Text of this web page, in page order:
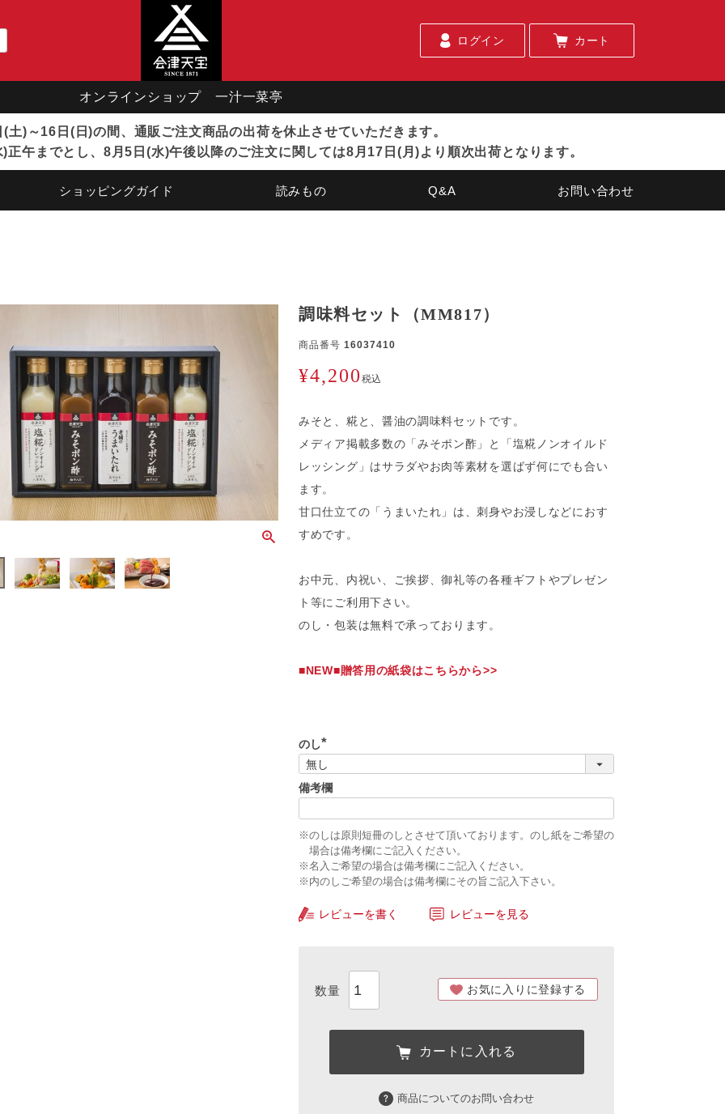
ログイン カート
オンラインショップ 一汁一菜亭
土)～16日(日)の間、通販ご注文商品の出荷を休止させていただきます。
午までとし、8月5日(水)午後以降のご注文に関しては8月17日(月)より順次出荷となります。
ショッピングガイド 読みもの Q&A お問い合わせ
調味料セット（MM817）
商品番号 16037410
¥4,200 税込
みそと、糀と、醤油の調味料セットです。
メディア掲載多数の「みそポン酢」と「塩糀ノンオイルド
レッシング」はサラダやお肉等素材を選ばず何にでも合い
ます。
甘口仕立ての「うまいたれ」は、刺身やお浸しなどにおす
すめです。
お中元、内祝い、ご挨拶、御礼等の各種ギフトやプレゼン
ト等にご利用下さい。
のし・包装は無料で承っております。
■NEW■贈答用の紙袋はこちらから>>
のし
(
必
須
)
備考欄
※のしは原則短冊のしとさせて頂いております。のし紙をご希望の
場合は備考欄にご記入ください。
※名入ご希望の場合は備考欄にご記入ください。
※内のしご希望の場合は備考欄にその旨ご記入下さい。
レビューを書く レビューを見る
お気に入りに登録する
カートに入れる
商品についてのお問い合わせ